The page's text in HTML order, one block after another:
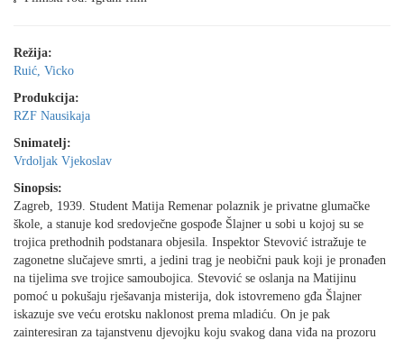
Režija:
Ruić, Vicko
Produkcija:
RZF Nausikaja
Snimatelj:
Vrdoljak Vjekoslav
Sinopsis:
Zagreb, 1939. Student Matija Remenar polaznik je privatne glumačke
škole, a stanuje kod sredovječne gospođe Šlajner u sobi u kojoj su se
trojica prethodnih podstanara objesila. Inspektor Stevović istražuje te
zagonetne slučajeve smrti, a jedini trag je neobični pauk koji je pronađen
na tijelima sve trojice samoubojica. Stevović se oslanja na Matijinu
pomoć u pokušaju rješavanja misterija, dok istovremeno gđa Šlajner
iskazuje sve veću erotsku naklonost prema mladiću. On je pak
zainteresiran za tajanstvenu djevojku koju svakog dana viđa na prozoru